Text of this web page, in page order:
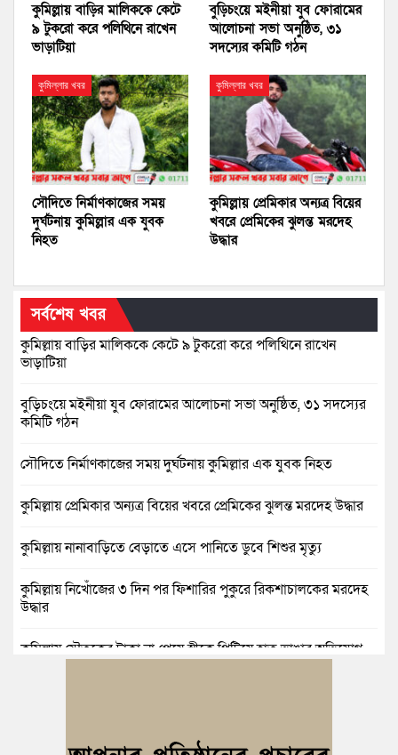
কুমিল্লায় বাড়ির মালিককে কেটে
৯ টুকরো করে পলিথিনে রাখেন
ভাড়াটিয়া
বুড়িচংয়ে মইনীয়া যুব ফোরামের
আলোচনা সভা অনুষ্ঠিত, ৩১
সদস্যের কমিটি গঠন
কুমিল্লার খবর
সৌদিতে নির্মাণকাজের সময়
দুর্ঘটনায় কুমিল্লার এক যুবক
নিহত
কুমিল্লার খবর
কুমিল্লায় প্রেমিকার অন্যত্র বিয়ের
খবরে প্রেমিকের ঝুলন্ত মরদেহ
উদ্ধার
সর্বশেষ খবর
কুমিল্লায় বাড়ির মালিককে কেটে ৯ টুকরো করে পলিথিনে রাখেন
ভাড়াটিয়া
বুড়িচংয়ে মইনীয়া যুব ফোরামের আলোচনা সভা অনুষ্ঠিত, ৩১ সদস্যের
কমিটি গঠন
সৌদিতে নির্মাণকাজের সময় দুর্ঘটনায় কুমিল্লার এক যুবক নিহত
কুমিল্লায় প্রেমিকার অন্যত্র বিয়ের খবরে প্রেমিকের ঝুলন্ত মরদেহ উদ্ধার
কুমিল্লায় নানাবাড়িতে বেড়াতে এসে পানিতে ডুবে শিশুর মৃত্যু
কুমিল্লায় নিখোঁজের ৩ দিন পর ফিশারির পুকুরে রিকশাচালকের মরদেহ
উদ্ধার
কুমিল্লায় যৌতুকের টাকা না পেয়ে স্ত্রীকে পিটিয়ে হাত ভাঙার অভিযোগ,